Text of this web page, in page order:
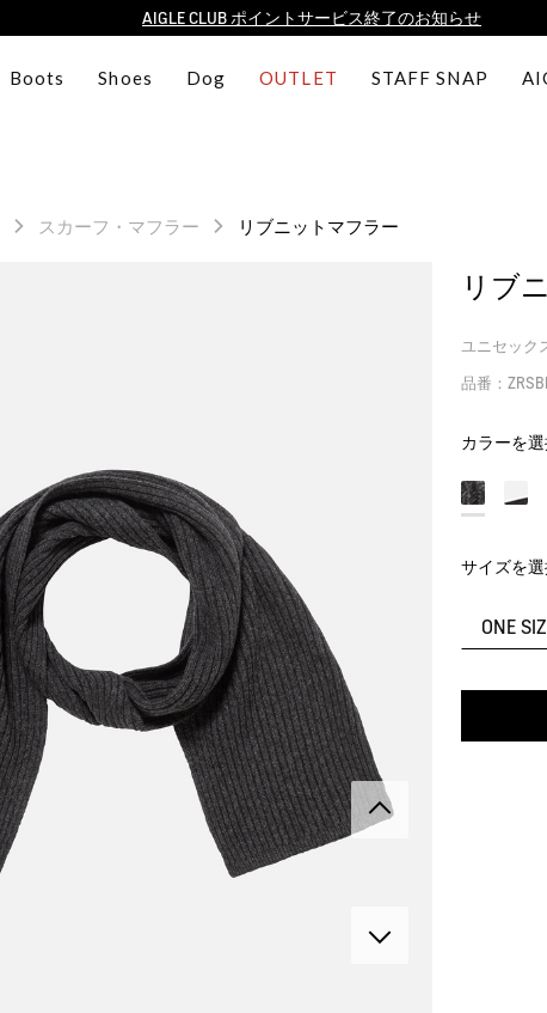
【8/16まで】セール品がさらに10%OFF！
ログイン/会員登録で送料＆返品無料
Boots Shoes Dog OUTLET STAFF SNAP
スカーフ・マフラー リブニットマフラー
リブ
ユニセック
品番：
カラーを選
サイズを選
ONE